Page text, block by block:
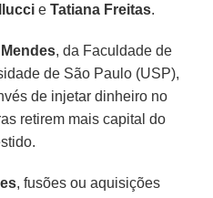
eTatiana Freitas.
, da Faculdade de
de São Paulo (USP),
de injetar dinheiro no
retirem mais capital do
, fusões ou aquisições